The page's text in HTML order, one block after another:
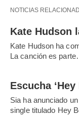
NOTICIAS
Kate Hudson
Kate Hudson ha
La canción es
Escucha ‘Hey
Sia ha anunciado
single titulado Hey